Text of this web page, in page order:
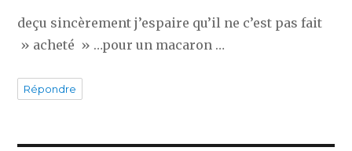
deçu sincèrement j’espaire qu’il ne c’est pas fait
» acheté » …pour un macaron …
Répondre